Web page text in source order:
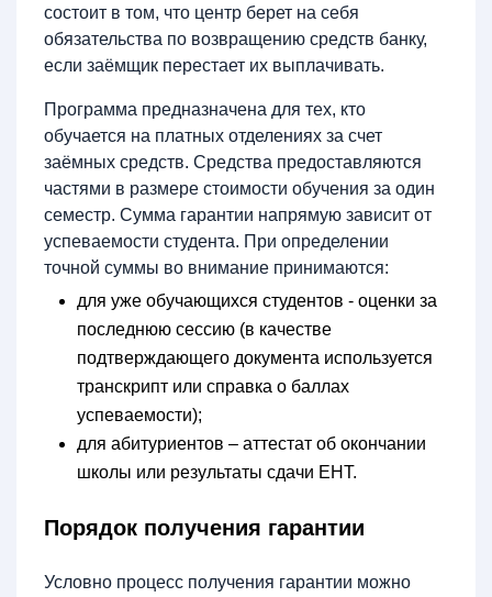
состоит в том, что центр берет на себя
обязательства по возвращению средств банку,
если заёмщик перестает их выплачивать.
Программа предназначена для тех, кто
обучается на платных отделениях за счет
заёмных средств. Средства предоставляются
частями в размере стоимости обучения за один
семестр. Сумма гарантии напрямую зависит от
успеваемости студента. При определении
точной суммы во внимание принимаются:
для уже обучающихся студентов - оценки за
последнюю сессию (в качестве
подтверждающего документа используется
транскрипт или справка о баллах
успеваемости);
для абитуриентов – аттестат об окончании
школы или результаты сдачи ЕНТ.
Порядок получения гарантии
Условно процесс получения гарантии можно